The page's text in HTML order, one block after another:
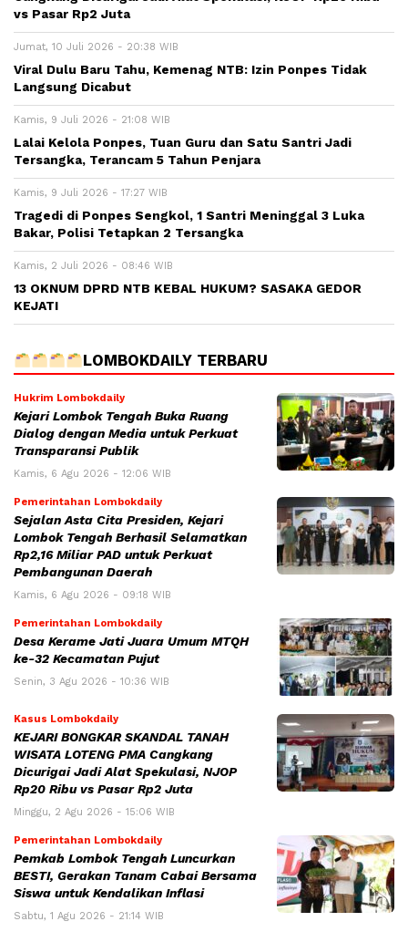
vs Pasar Rp2 Juta
Jumat, 10 Juli 2026 - 20:38 WIB
Viral Dulu Baru Tahu, Kemenag NTB: Izin Ponpes Tidak
Langsung Dicabut
Kamis, 9 Juli 2026 - 21:08 WIB
Lalai Kelola Ponpes, Tuan Guru dan Satu Santri Jadi
Tersangka, Terancam 5 Tahun Penjara
Kamis, 9 Juli 2026 - 17:27 WIB
Tragedi di Ponpes Sengkol, 1 Santri Meninggal 3 Luka
Bakar, Polisi Tetapkan 2 Tersangka
Kamis, 2 Juli 2026 - 08:46 WIB
13 OKNUM DPRD NTB KEBAL HUKUM? SASAKA GEDOR
KEJATI
LOMBOKDAILY TERBARU
Hukrim Lombokdaily
Kejari Lombok Tengah Buka Ruang
Dialog dengan Media untuk Perkuat
Transparansi Publik
Kamis, 6 Agu 2026 - 12:06 WIB
Pemerintahan Lombokdaily
Sejalan Asta Cita Presiden, Kejari
Lombok Tengah Berhasil Selamatkan
Rp2,16 Miliar PAD untuk Perkuat
Pembangunan Daerah
Kamis, 6 Agu 2026 - 09:18 WIB
Pemerintahan Lombokdaily
Desa Kerame Jati Juara Umum MTQH
ke-32 Kecamatan Pujut
Senin, 3 Agu 2026 - 10:36 WIB
Kasus Lombokdaily
KEJARI BONGKAR SKANDAL TANAH
WISATA LOTENG PMA Cangkang
Dicurigai Jadi Alat Spekulasi, NJOP
Rp20 Ribu vs Pasar Rp2 Juta
Minggu, 2 Agu 2026 - 15:06 WIB
Pemerintahan Lombokdaily
Pemkab Lombok Tengah Luncurkan
BESTI, Gerakan Tanam Cabai Bersama
Siswa untuk Kendalikan Inflasi
Sabtu, 1 Agu 2026 - 21:14 WIB